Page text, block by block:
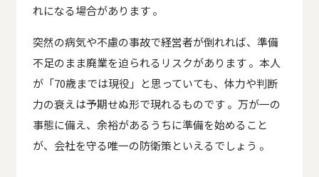
れになる場合があります 。
突然の病気や不慮の事故で経営者が倒れれば、準備
不足のまま廃業を迫られるリスクがあります 。本人
が「70歳までは現役」と思っていても、体力や判断
力の衰えは予期せぬ形で現れるものです 。万が一の
事態に備え、余裕があるうちに準備を始めること
が、会社を守る唯一の防衛策といえるでしょう 。